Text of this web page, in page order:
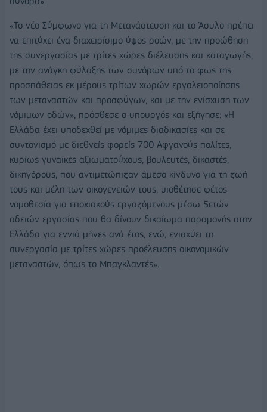
«Το νέο Σύμφωνο για τη Μετανάστευση και το Άσυλο πρέπει
να επιτύχει ένα διαχειρίσιμο ύψος ροών, με την προώθηση
της συνεργασίας με τρίτες χώρες διέλευσης και καταγωγής,
με την ανάγκη φύλαξης των συνόρων υπό το φως της
προσπάθειας εκ μέρους τρίτων χωρών εργαλειοποίησης
των μεταναστών και προσφύγων, και με την ενίσχυση των
νόμιμων οδών», πρόσθεσε ο υπουργός και εξήγησε: «Η
Ελλάδα έχει υποδεχθεί με νόμιμες διαδικασίες και σε
συντονισμό με διεθνείς φορείς 700 Αφγανούς πολίτες,
κυρίως γυναίκες αξιωματούχους, βουλευτές, δικαστές,
δικηγόρους, που αντιμετώπιζαν άμεσο κίνδυνο για τη ζωή
τους και μέλη των οικογενειών τους, υιοθέτησε φέτος
νομοθεσία για εποχιακούς εργαζόμενους μέσω 5ετών
αδειών εργασίας που θα δίνουν δικαίωμα παραμονής στην
Ελλάδα για εννιά μήνες ανά έτος, ενώ, ενισχύει τη
συνεργασία με τρίτες χώρες προέλευσης οικονομικών
μεταναστών, όπως το Μπαγκλαντές».